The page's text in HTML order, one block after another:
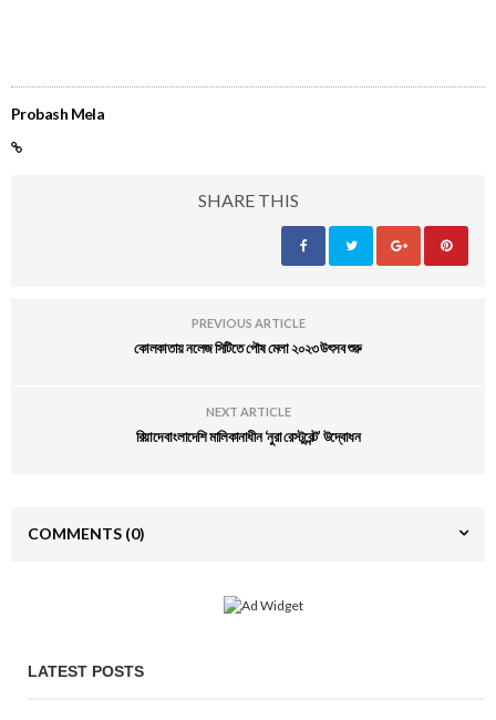
Probash Mela
SHARE THIS
PREVIOUS ARTICLE
কোলকাতায় নলেজ সিটিতে পৌষ মেলা ২০২৩ উৎসব শুরু
NEXT ARTICLE
রিয়াদে বাংলাদেশি মালিকানাধীন ‘নুরা রেস্টুরেন্ট’ উদ্বোধন
COMMENTS (0)
LATEST POSTS